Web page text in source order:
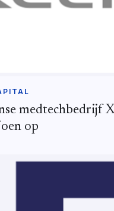
medtechbedrijf
op